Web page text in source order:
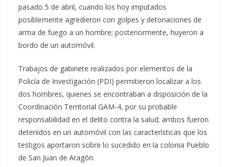
pasado 5 de abril, cuando los hoy imputados
posiblemente agredieron con golpes y detonaciones de
arma de fuego a un hombre; posteriormente, huyeron a
bordo de un automóvil.
Trabajos de gabinete realizados por elementos de la
Policía de Investigación (PDI) permitieron localizar a los
dos hombres, quienes se encontraban a disposición de la
Coordinación Territorial GAM-4, por su probable
responsabilidad en el delito contra la salud; ambos fueron
detenidos en un automóvil con las características que los
testigos aportaron sobre lo sucedido en la colonia Pueblo
de San Juan de Aragón.